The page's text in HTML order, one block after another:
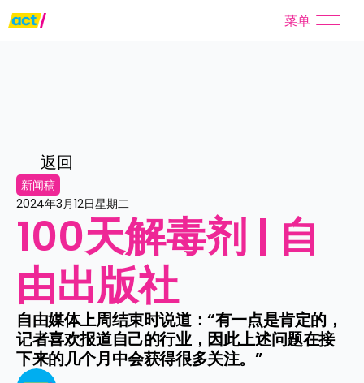
菜单
返回
新闻稿
2024年3月12日星期二
100天解毒剂 | 自
由出版社
自由媒体上周结束时说道：“有一点是肯定的，
记者喜欢报道自己的行业，因此上述问题在接
下来的几个月中会获得很多关注。”